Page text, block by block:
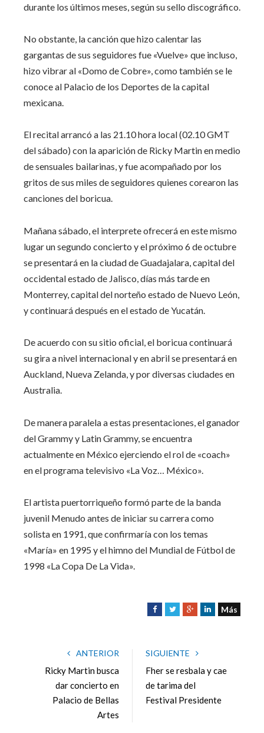
durante los últimos meses, según su sello discográfico.
No obstante, la canción que hizo calentar las
gargantas de sus seguidores fue «Vuelve» que incluso,
hizo vibrar al «Domo de Cobre», como también se le
conoce al Palacio de los Deportes de la capital
mexicana.
El recital arrancó a las 21.10 hora local (02.10 GMT
del sábado) con la aparición de Ricky Martin en medio
de sensuales bailarinas, y fue acompañado por los
gritos de sus miles de seguidores quienes corearon las
canciones del boricua.
Mañana sábado, el interprete ofrecerá en este mismo
lugar un segundo concierto y el próximo 6 de octubre
se presentará en la ciudad de Guadajalara, capital del
occidental estado de Jalisco, días más tarde en
Monterrey, capital del norteño estado de Nuevo León,
y continuará después en el estado de Yucatán.
De acuerdo con su sitio oficial, el boricua continuará
su gira a nivel internacional y en abril se presentará en
Auckland, Nueva Zelanda, y por diversas ciudades en
Australia.
De manera paralela a estas presentaciones, el ganador
del Grammy y Latin Grammy, se encuentra
actualmente en México ejerciendo el rol de «coach»
en el programa televisivo «La Voz… México».
El artista puertorriqueño formó parte de la banda
juvenil Menudo antes de iniciar su carrera como
solista en 1991, que confirmaría con los temas
«María» en 1995 y el himno del Mundial de Fútbol de
1998 «La Copa De La Vida».
F
e
o
k
T
t
r
G
g
+
L
n
Más
ANTERIOR
Ricky Martin busca
dar concierto en
Palacio de Bellas
Artes
SIGUIENTE
Fher se resbala y cae
de tarima del
Festival Presidente